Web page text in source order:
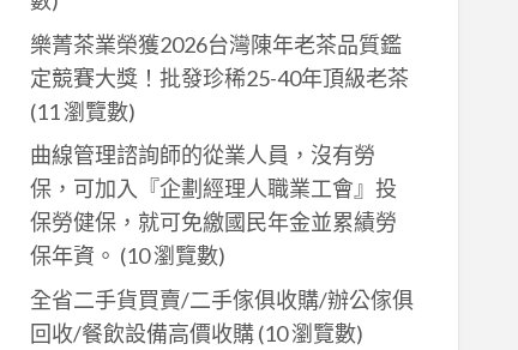
樂菁茶業榮獲2026台灣陳年老茶品質鑑
定競賽大獎！批發珍稀25-40年頂級老茶
(11 瀏覽數)
曲線管理諮詢師的從業人員，沒有勞
保，可加入『企劃經理人職業工會』投
保勞健保，就可免繳國民年金並累績勞
保年資。 (10 瀏覽數)
全省二手貨買賣/二手傢俱收購/辦公傢俱
回收/餐飲設備高價收購(10 瀏覽數)